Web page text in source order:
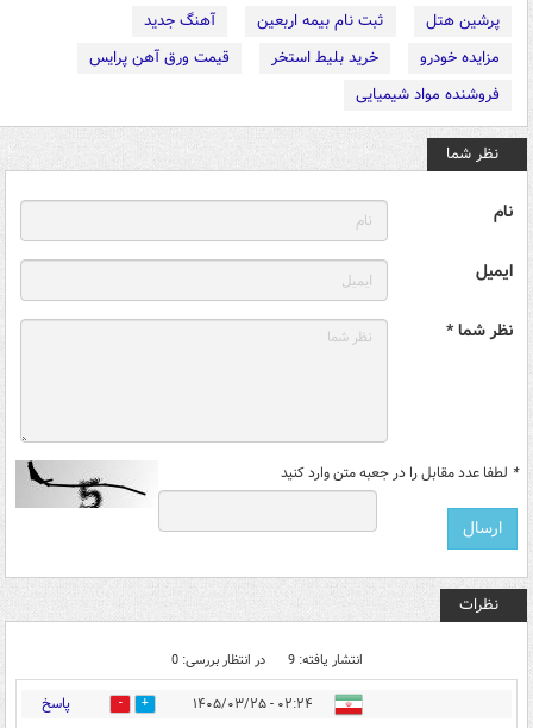
پرشین هتل
ثبت نام بیمه اربعین
آهنگ جدید
مزایده خودرو
خرید بلیط استخر
قیمت ورق آهن پرایس
فروشنده مواد شیمیایی
نظر شما
نام
ایمیل
نظر شما *
* لطفا عدد مقابل را در جعبه متن وارد کنید
نظرات
انتشار یافته: 9 در انتظار بررسی: 0
۰۲:۲۴ - ۱۴۰۵/۰۳/۲۵ 7 پاسخ